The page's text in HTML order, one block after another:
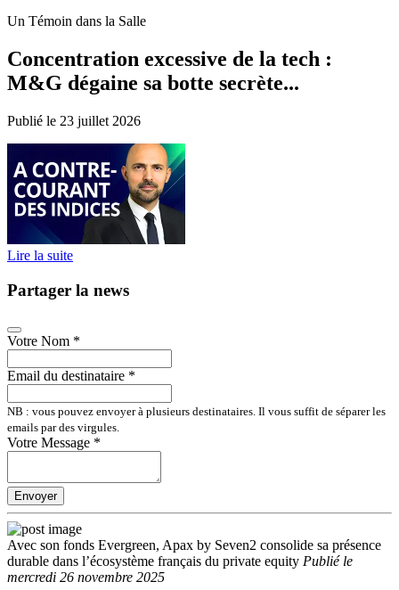
Un Témoin dans la Salle
Concentration excessive de la tech :
M&G dégaine sa botte secrète...
Publié le 23 juillet 2026
Lire la suite
Partager la news
Votre Nom *
Email du destinataire *
NB : vous pouvez envoyer à plusieurs destinataires. Il vous suffit de séparer les
emails par des virgules.
Votre Message *
Envoyer
Avec son fonds Evergreen, Apax by Seven2 consolide sa présence
durable dans l’écosystème français du private equity Publiéle
mercredi 26 novembre 2025